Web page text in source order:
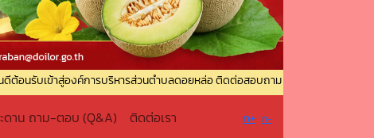
องค์การบริหารส่วนตำบลดอยหล่อ ติดต่อสอบถาม : ☎️ โทรศัพท์ : 0-5336-9049 ☎️ โ
ดาน ถาม-ตอบ (Q&A) ติดต่อเรา ก+ ก-